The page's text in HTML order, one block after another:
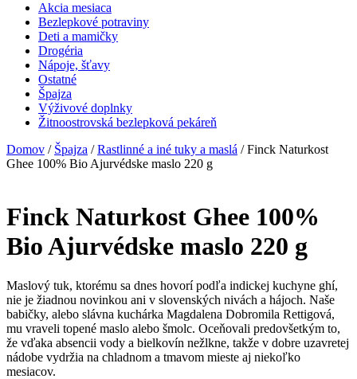
Akcia mesiaca
Bezlepkové potraviny
Deti a mamičky
Drogéria
Nápoje, šťavy
Ostatné
Špajza
Výživové doplnky
Žitnoostrovská bezlepková pekáreň
Domov / Špajza /Rastlinné a iné tuky a maslá / Finck Naturkost
Ghee 100% Bio Ajurvédske maslo 220 g
Finck Naturkost Ghee 100%
Bio Ajurvédske maslo 220 g
Maslový tuk, ktorému sa dnes hovorí podľa indickej kuchyne ghí,
nie je žiadnou novinkou ani v slovenských nivách a hájoch. Naše
babičky, alebo slávna kuchárka Magdalena Dobromila Rettigová,
mu vraveli topené maslo alebo šmolc. Oceňovali predovšetkým to,
že vďaka absencii vody a bielkovín nežlkne, takže v dobre uzavretej
nádobe vydržia na chladnom a tmavom mieste aj niekoľko
mesiacov.